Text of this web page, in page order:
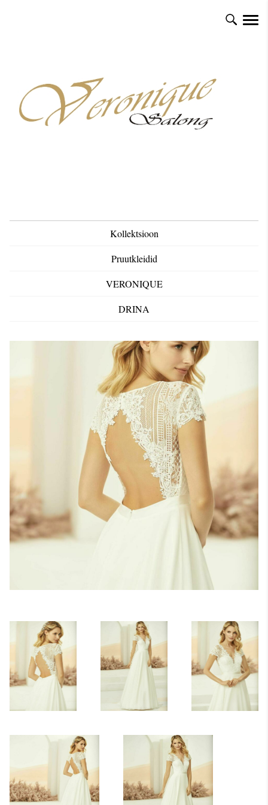
Kollektsioon
Pruutkleidid
VERONIQUE
DRINA